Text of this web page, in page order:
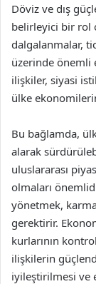
Döviz ve dış
belirleyici bir rol
dalgalanmalar,
üzerinde önemli
ilişkiler, siyasi
ülke
Bu bağlamda,
alarak
uluslararası
olmaları
yönetmek,
gerektirir.
kurlarının
ilişkilerin
iyileştirilmesi ve